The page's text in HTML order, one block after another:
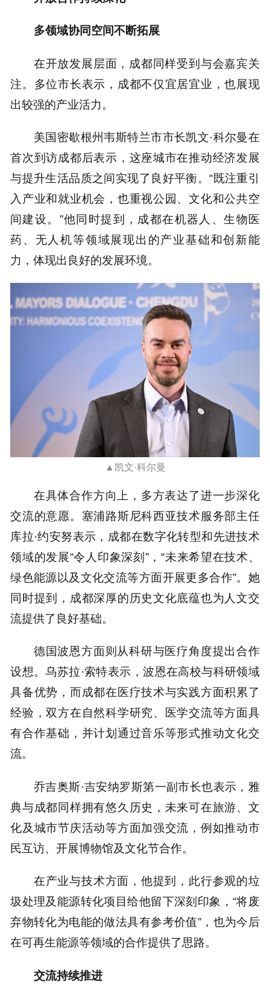
多领域协同空间不断拓展
在开放发展层面，成都同样受到与会嘉宾关
注。多位市长表示，成都不仅宜居宜业，也展现
出较强的产业活力。
美国密歇根州韦斯特兰市市长凯文·科尔曼在
首次到访成都后表示，这座城市在推动经济发展
与提升生活品质之间实现了良好平衡。“既注重引
入产业和就业机会，也重视公园、文化和公共空
间建设。”他同时提到，成都在机器人、生物医
药、无人机等领域展现出的产业基础和创新能
力，体现出良好的发展环境。
▲凯文·科尔曼
在具体合作方向上，多方表达了进一步深化
交流的意愿。塞浦路斯尼科西亚技术服务部主任
库拉·约安努表示，成都在数字化转型和先进技术
领域的发展“令人印象深刻”，“未来希望在技术、
绿色能源以及文化交流等方面开展更多合作”。她
同时提到，成都深厚的历史文化底蕴也为人文交
流提供了良好基础。
德国波恩方面则从科研与医疗角度提出合作
设想。乌苏拉·索特表示，波恩在高校与科研领域
具备优势，而成都在医疗技术与实践方面积累了
经验，双方在自然科学研究、医学交流等方面具
有合作基础，并计划通过音乐等形式推动文化交
流。
乔吉奥斯·吉安纳罗斯第一副市长也表示，雅
典与成都同样拥有悠久历史，未来可在旅游、文
化及城市节庆活动等方面加强交流，例如推动市
民互访、开展博物馆及文化节合作。
在产业与技术方面，他提到，此行参观的垃
圾处理及能源转化项目给他留下深刻印象，“将废
弃物转化为电能的做法具有参考价值”，也为今后
在可再生能源等领域的合作提供了思路。
交流持续推进